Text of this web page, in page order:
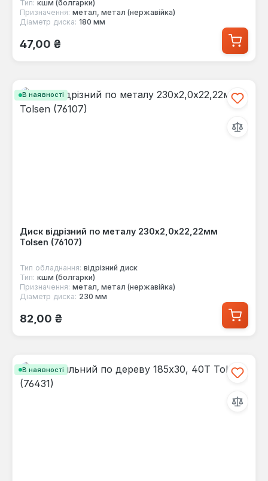
Тип: кшм (болгарки)
Призначення: метал, метал (нержавійка)
Діаметр диска: 180 мм
Звичайна ціна:
47,00 ₴
В наявності
Диск відрізний по металу 230х2,0х22,22мм
Tolsen (76107)
Тип обладнання: відрізний диск
Тип: кшм (болгарки)
Призначення: метал, метал (нержавійка)
Діаметр диска: 230 мм
Звичайна ціна:
82,00 ₴
В наявності